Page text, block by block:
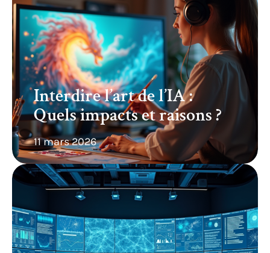
Interdire l’art de l’IA :
Quels impacts et raisons ?
11 mars 2026